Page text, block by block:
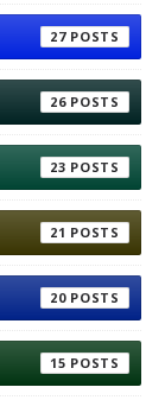
27
26
23
21
20
15